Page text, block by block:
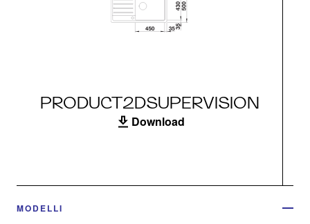
PRODUCT2DSUPERVISION
Download
MODELLI